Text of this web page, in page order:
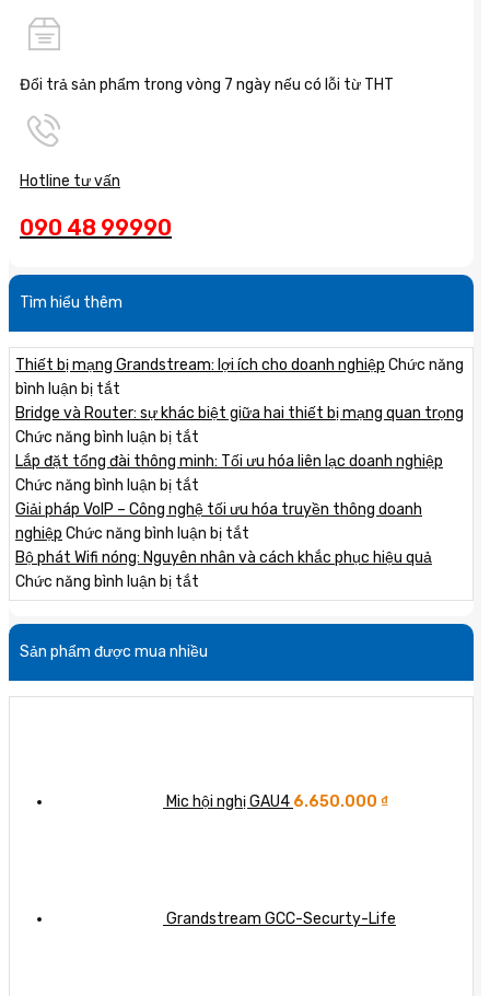
Đổi trả sản phẩm trong vòng 7 ngày nếu có lỗi từ THT
Hotline tư vấn
090 48 99990
Tìm hiểu thêm
Thiết bị mạng Grandstream: lợi ích cho doanh nghiệp Chức năng
bình luận bị tắt
Thiết
bị
mạng
Grandstream:
lợi
ích
cho
doanh
nghiệp
Bridge và Router: sự khác biệt giữa hai thiết bị mạng quan trọng
Chức năng bình luận bị tắt
Bridge
Router:
sự
khác
giữa
hai
thiết
bị
mạng
Lắp đặt tổng đài thông minh: Tối ưu hóa liên lạc doanh nghiệp
Chức năng bình luận bị tắt
Lắp
đặt
tổng
thông
minh:
Tối
ưu
hóa
nghiệp
Giải pháp VoIP – Công nghệ tối ưu hóa truyền thông doanh
nghiệp Chức năng bình luận bị tắt
Giải
VoIP
–
nghệ
tối
thông
Bộ phát Wifi nóng: Nguyên nhân và cách khắc phục hiệu quả
Chức năng bình luận bị tắt
Bộ
phát
Wifi
nóng:
Nguyên
khắc
Sản phẩm được mua nhiều
Mic hội nghị GAU4 6.650.000 ₫
Grandstream GCC-Securty-Life